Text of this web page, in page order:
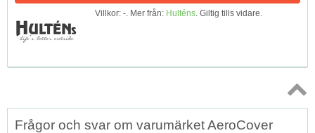
Villkor: -. Mer från: Hulténs. Giltig tills vidare.
Topp
Frågor och svar om varumärket AeroCover